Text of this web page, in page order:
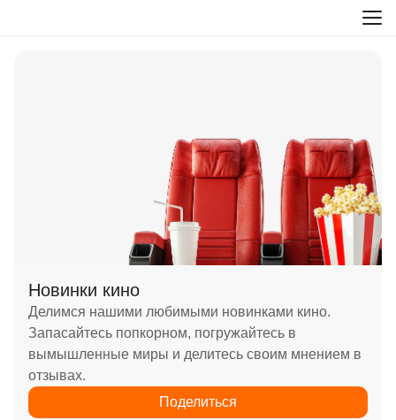
Новинки кино
Делимся нашими любимыми новинками кино.
Запасайтесь попкорном, погружайтесь в
вымышленные миры и делитесь своим мнением в
отзывах.
Поделиться